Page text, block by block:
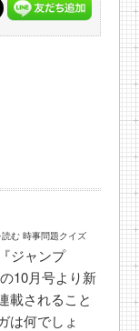
む 時事問題クイズ
ジャンプ
10月号より新
載されること
は何でしょ